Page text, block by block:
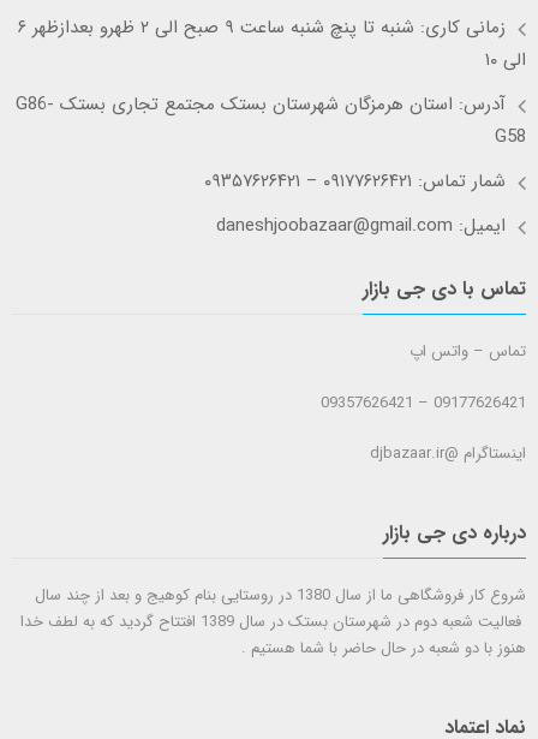
زمانی کاری: شنبه تا پنچ شنبه ساعت ۹ صبح الی ۲ ظهرو بعدازظهر ۶
الی ۱۰
آدرس: استان هرمزگان شهرستان بستک مجتمع تجاری بستک G86-
G58
شمار تماس: ۰۹۱۷۷۶۲۶۴۲۱ – ۰۹۳۵۷۶۲۶۴۲۱
ایمیل: daneshjoobazaar@gmail.com
تماس با دی جی بازار
تماس – واتس اپ
09177626421 – 09357626421
اینستاگرام @djbazaar.ir
درباره دی جی بازار
شروع کار فروشگاهی ما از سال 1380 در روستایی بنام کوهیج و بعد از چند سال
فعالیت شعبه دوم در شهرستان بستک در سال 1389 افتتاح گردید که به لطف خدا
هنوز با دو شعبه در حال حاضر با شما هستيم .
نماد اعتماد